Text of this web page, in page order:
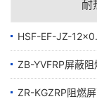
耐
HSF-EF-JZ-
ZB-YVFRP屏蔽
ZR-KGZRP阻燃